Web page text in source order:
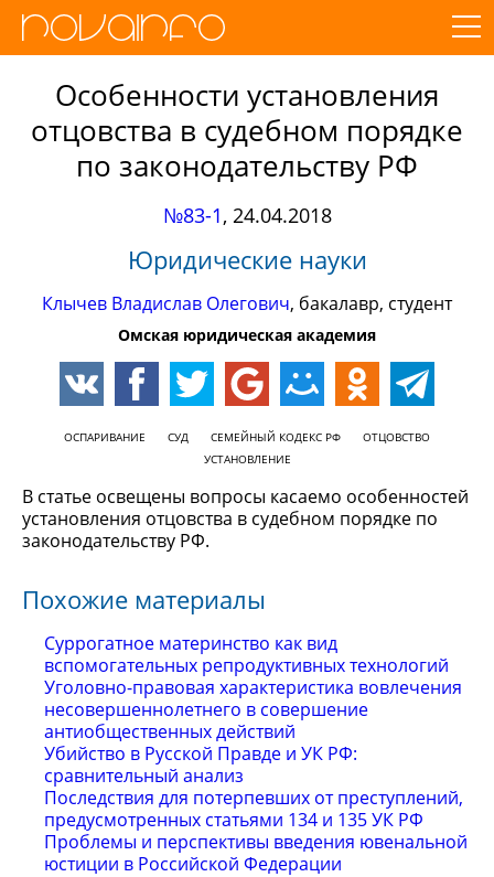
Особенности установления
отцовства в судебном порядке
по законодательству РФ
№83-1, 24.04.2018
Юридические науки
Клычев Владислав Олегович, бакалавр, студент
Омская юридическая академия
ОСПАРИВАНИЕ СУД СЕМЕЙНЫЙ КОДЕКС РФ
ОТЦОВСТВО
УСТАНОВЛЕНИЕ
В статье освещены вопросы касаемо особенностей
установления отцовства в судебном порядке по
законодательству РФ.
Похожие материалы
Суррогатное материнство как вид
вспомогательных репродуктивных технологий
Уголовно-правовая характеристика вовлечения
несовершеннолетнего в совершение
антиобщественных действий
Убийство в Русской Правде и УК РФ:
сравнительный анализ
Последствия для потерпевших от преступлений,
предусмотренных статьями 134 и 135 УК РФ
Проблемы и перспективы введения ювенальной
юстиции в Российской Федерации